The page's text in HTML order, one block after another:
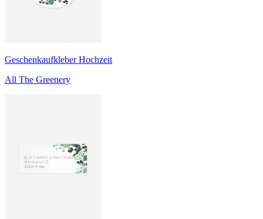
Geschenkaufkleber Hochzeit
All The Greenery